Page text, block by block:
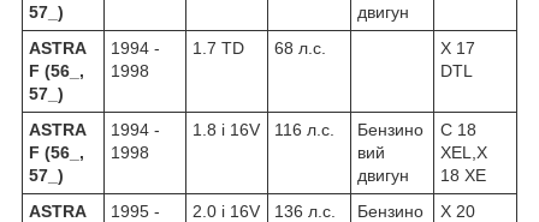
57_)
двигун
ASTRA
F (56_,
57_)
1994 -
1998
1.7 TD 68 л.с.
X 17
DTL
ASTRA
F (56_,
57_)
1994 -
1998
1.8 i 16V 116 л.с.
Бензино
вий
двигун
C 18
XEL,X
18 XE
ASTRA
1995 -
2.0 i 16V 136 л.с.
Бензино
X 20